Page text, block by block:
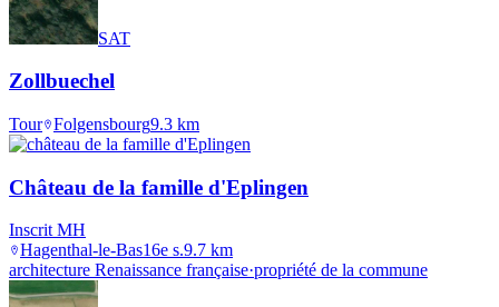
SAT
Zollbuechel
Tour Folgensbourg9.3 km
Château de la famille d'Eplingen
Inscrit MH
Hagenthal-le-Bas16e s.9.7 km
architecture Renaissance française·propriété de la commune